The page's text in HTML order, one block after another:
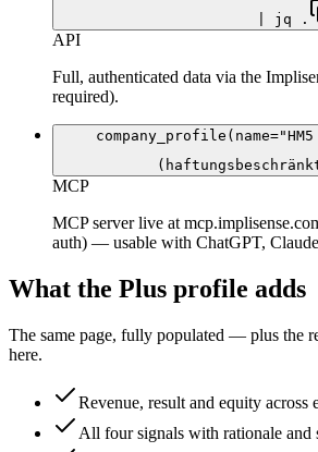
| jq .
API
Full, authenticated data via the
required).
MCP
MCP server live at
auth) — usable with ChatGPT,
What the Plus profile adds
The same page, fully populated — plus the
here.
Revenue, result and equity across
All four signals with rationale and